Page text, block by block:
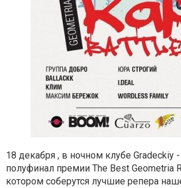
18 декабря , в ночном клубе Gradeckiy
полуфинал премии The Best Geometria
котором соберутся лучшие репера